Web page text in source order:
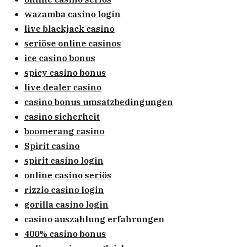
wazamba casino login
live blackjack casino
seriöse online casinos
ice casino bonus
spicy casino bonus
live dealer casino
casino bonus umsatzbedingungen
casino sicherheit
boomerang casino
Spirit casino
spirit casino login
online casino seriös
rizzio casino login
gorilla casino login
casino auszahlung erfahrungen
400% casino bonus